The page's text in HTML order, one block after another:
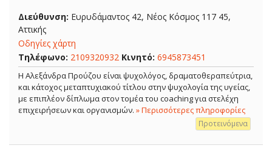
Διεύθυνση: Ευρυδάμαντος 42, Νέος Κόσμος 117 45,
Αττικής
Οδηγίες χάρτη
Τηλέφωνο: 2109320932 Κινητό: 6945873451
Η Αλεξάνδρα Προύζου είναι ψυχολόγος, δραματοθεραπεύτρια,
και κάτοχος μεταπτυχιακού τίτλου στην ψυχολογία της υγείας,
με επιπλέον δίπλωμα στον τομέα του coaching για στελέχη
επιχειρήσεων και οργανισμών. » Περισσότερες πληροφορίες
Προτεινόμενα